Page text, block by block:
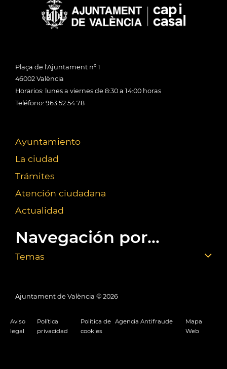
Plaça de l'Ajuntament nº 1
46002 València
Horarios: lunes a viernes de 8:30 a 14:00 horas
Teléfono: 963 52 54 78
Ayuntamiento
La ciudad
Trámites
Atención ciudadana
Actualidad
Navegación por...
Temas
Ajuntament de València © 2026
Aviso
legal
Política
privacidad
Política de
cookies
Agencia Antifraude
Mapa
Web